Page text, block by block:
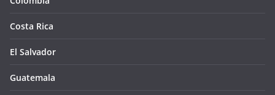
Costa Rica
El Salvador
Guatemala